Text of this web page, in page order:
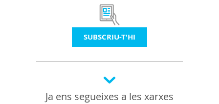
SUBSCRIU-T'HI
Ja ens segueixes a les xarxes